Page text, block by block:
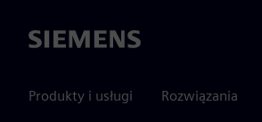
Siemens
Produkty i usługi Rozwiązania